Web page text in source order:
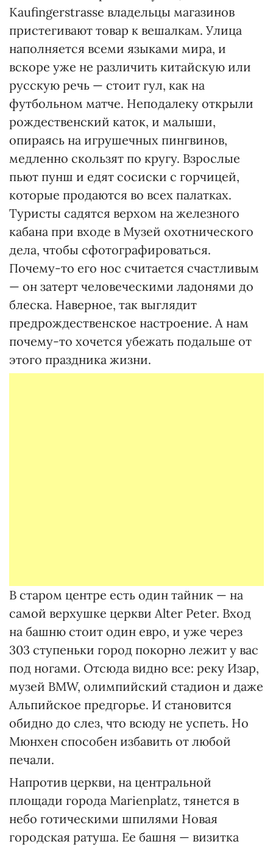
Kaufingerstrasse владельцы магазинов
пристегивают товар к вешалкам. Улица
наполняется всеми языками мира, и
вскоре уже не различить китайскую или
русскую речь — стоит гул, как на
футбольном матче. Неподалеку открыли
рождественский каток, и малыши,
опираясь на игрушечных пингвинов,
медленно скользят по кругу. Взрослые
пьют пунш и едят сосиски с горчицей,
которые продаются во всех палатках.
Туристы садятся верхом на железного
кабана при входе в Музей охотнического
дела, чтобы сфотографироваться.
Почему-то его нос считается счастливым
— он затерт человеческими ладонями до
блеска. Наверное, так выглядит
предрождественское настроение. А нам
почему-то хочется убежать подальше от
этого праздника жизни.
В старом центре есть один тайник — на
самой верхушке церкви Alter Peter. Вход
на башню стоит один евро, и уже через
303 ступеньки город покорно лежит у вас
под ногами. Отсюда видно все: реку Изар,
музей BMW, олимпийский стадион и даже
Альпийское предгорье. И становится
обидно до слез, что всюду не успеть. Но
Мюнхен способен избавить от любой
печали.
Напротив церкви, на центральной
площади города Marienplatz, тянется в
небо готическими шпилями Новая
городская ратуша. Ее башня — визитка